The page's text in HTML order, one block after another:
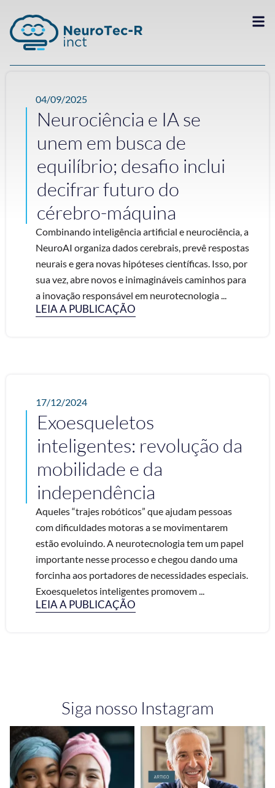
04/09/2025
Neurociência e IA se
unem em busca de
equilíbrio; desafio inclui
decifrar futuro do
cérebro-máquina
Combinando inteligência artificial e neurociência, a
NeuroAI organiza dados cerebrais, prevê respostas
neurais e gera novas hipóteses científicas. Isso, por
sua vez, abre novos e inimagináveis caminhos para
a inovação responsável em neurotecnologia ...
LEIA A PUBLICAÇÃO
17/12/2024
Exoesqueletos
inteligentes: revolução da
mobilidade e da
independência
Aqueles “trajes robóticos” que ajudam pessoas
com dificuldades motoras a se movimentarem
estão evoluindo. A neurotecnologia tem um papel
importante nesse processo e chegou dando uma
forcinha aos portadores de necessidades especiais.
Exoesqueletos inteligentes promovem ...
LEIA A PUBLICAÇÃO
Siga nosso Instagram